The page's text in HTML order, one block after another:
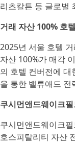
리츠칼튼 등 글로벌
거래 자산 100% 호
2025년 서울 호텔
자산 100%가 매각
의 호텔 컨버전에 대
을 통한 밸류애드
쿠시먼앤드웨이크
쿠시먼앤드웨이크
호스피탈리티 자산